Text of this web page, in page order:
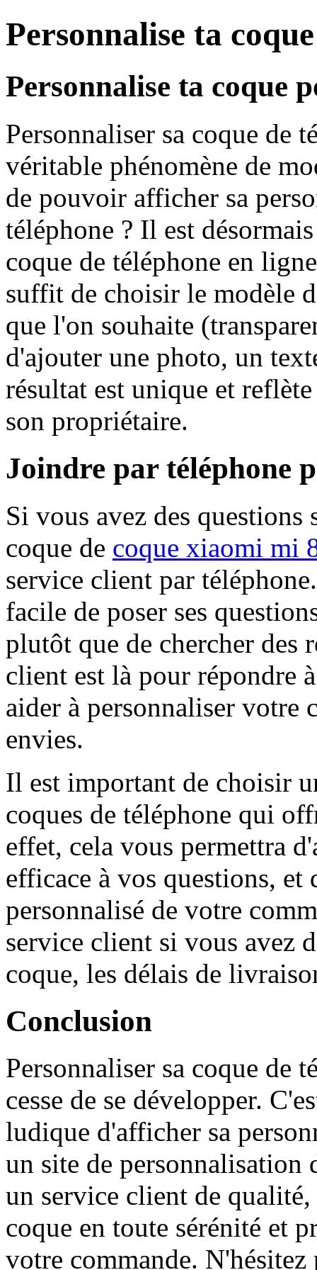
Personnalise ta
Personnalise ta coque
Personnaliser sa coque de
véritable phénomène de
de pouvoir afficher sa
téléphone ? Il est
coque de téléphone en
suffit de choisir le modèle
que l'on souhaite
d'ajouter une photo, un
résultat est unique et
son propriétaire.
Joindre par téléphone
Si vous avez des
coque de coque xiaomi mi
service client par
facile de poser ses
plutôt que de chercher des
client est là pour répondre
aider à personnaliser votre
envies.
Il est important de choisir
coques de téléphone qui
effet, cela vous permettra
efficace à vos questions,
personnalisé de votre
service client si vous avez
coque, les délais de
Conclusion
Personnaliser sa coque de
cesse de se développer.
ludique d'afficher sa
un site de personnalisation
un service client de
coque en toute sérénité et
votre commande.